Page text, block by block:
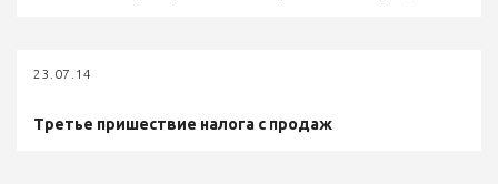
23.07.14
Третье пришествие налога с продаж